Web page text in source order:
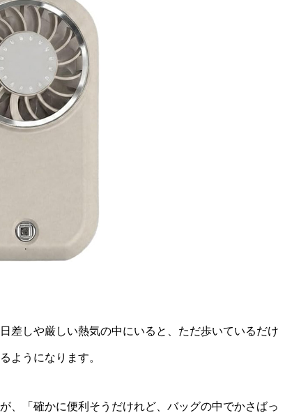
差しや厳しい熱気の中にいると、ただ歩いているだけ
ようになります。
、「確かに便利そうだけれど、バッグの中でかさばっ